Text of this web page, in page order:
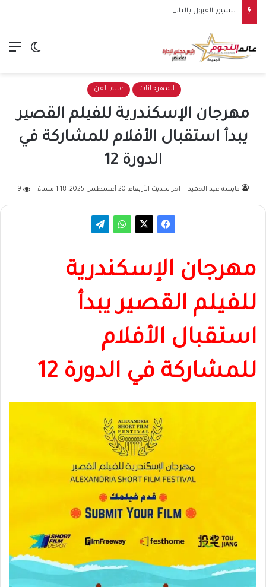
الوضع
المهرجانات عالم الفن
مهرجان الإسكندرية للفيلم القصير
يبدأ استقبال الأفلام للمشاركة في
الدورة 12
مايسة عبد الحميد اخر تحديث الأربعاء, 20 أغسطس 2025, 1:18 مساءً 9
مهرجان الإسكندرية
للفيلم القصير يبدأ
استقبال الأفلام
للمشاركة في الدورة 12